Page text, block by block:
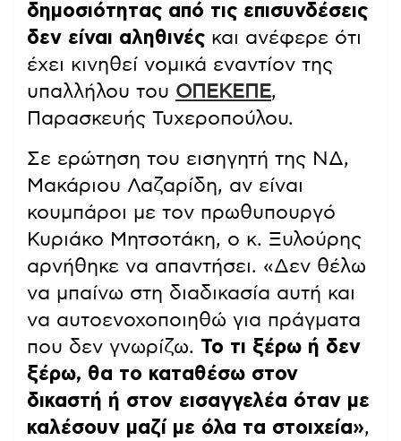
δημοσιότητας από τις επισυνδέσεις
δεν είναι αληθινές και ανέφερε ότι
έχει κινηθεί νομικά εναντίον της
υπαλλήλου του ΟΠΕΚΕΠΕ,
Παρασκευής Τυχεροπούλου.
Σε ερώτηση του εισηγητή της ΝΔ,
Μακάριου Λαζαρίδη, αν είναι
κουμπάροι με τον πρωθυπουργό
Κυριάκο Μητσοτάκη, ο κ. Ξυλούρης
αρνήθηκε να απαντήσει. «Δεν θέλω
να μπαίνω στη διαδικασία αυτή και
να αυτοενοχοποιηθώ για πράγματα
που δεν γνωρίζω. Το τι ξέρω ή δεν
ξέρω, θα το καταθέσω στον
δικαστή ή στον εισαγγελέα όταν με
καλέσουν μαζί με όλα τα στοιχεία»,